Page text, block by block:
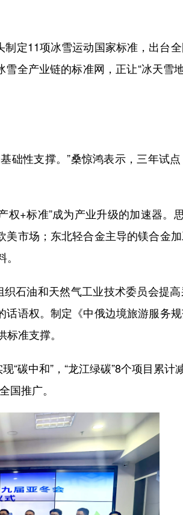
定11项冰雪运动国家标准，出台
全产业链的标准网，正让“冰天雪
性支撑。”桑惊鸿表示，三年试
+标准”成为产业升级的加速器。
市场；东北轻合金主导的镁合金
石油和天然气工业技术委员会提
语权。制定《中俄边境旅游服务
准支撑。
中和”，“龙江绿碳”8个项目累计
国推广。